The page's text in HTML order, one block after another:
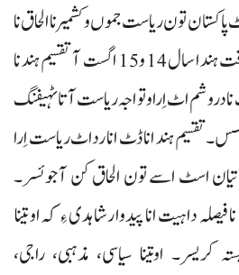
تون ریاست جموں و کشمیر نا الحاق نا
خواست کننگانے۔ دا پیش رفت ہندا سال 14 و15 اگست آ تقسیم ہند نا
دروشم اٹ اِراوتواجہ ریاست آتا ٹہیفنگ
تقسیم ہند انا ڈٹ انا رداٹ ریاست اِرا
اسٹ اسے تون الحاق کن آجوئسر۔
کشمیری تا 19 جولائی 1947 نا فیصلہ داہیت انا پیدوارشاہدی ءِ کہ او تینا
کریسر۔ اوتینا سیاسی، مذہبی، راجی،